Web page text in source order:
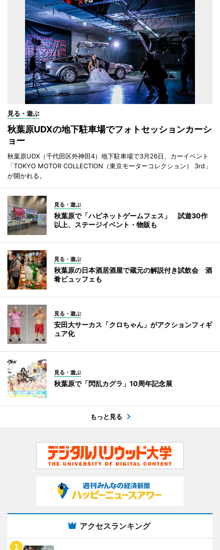
見る・遊ぶ
秋葉原UDXの地下駐車場でフォトセッションカーシ
ョー
秋葉原UDX（千代田区外神田4）地下駐車場で3月26日、カーイベント
「TOKYO MOTOR COLLECTION（東京モーターコレクション） 3rd」
が開かれる。
見る・遊ぶ
秋葉原で「ハピネットゲームフェス」 試遊30作
以上、ステージイベント・物販も
見る・遊ぶ
秋葉原の日本酒居酒屋で蔵元の解説付き試飲会 酒
肴ビュッフェも
見る・遊ぶ
安田大サーカス「クロちゃん」がアクションフィギ
ュア化
見る・遊ぶ
秋葉原で「閃乱カグラ」10周年記念展
もっと見る
アクセスランキング